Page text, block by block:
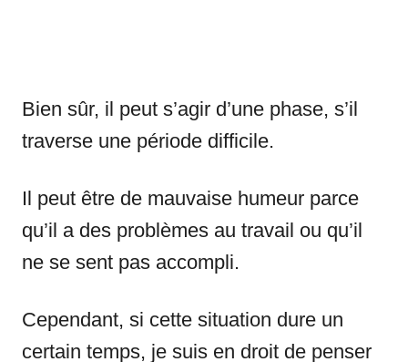
Bien sûr, il peut s’agir d’une phase, s’il
traverse une période difficile.
Il peut être de mauvaise humeur parce
qu’il a des problèmes au travail ou qu’il
ne se sent pas accompli.
Cependant, si cette situation dure un
certain temps, je suis en droit de penser